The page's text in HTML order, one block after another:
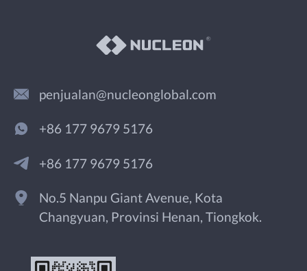
penjualan@nucleonglobal.com
+86 177 9679 5176
+86 177 9679 5176
No.5 Nanpu Giant Avenue, Kota
Changyuan, Provinsi Henan, Tiongkok.